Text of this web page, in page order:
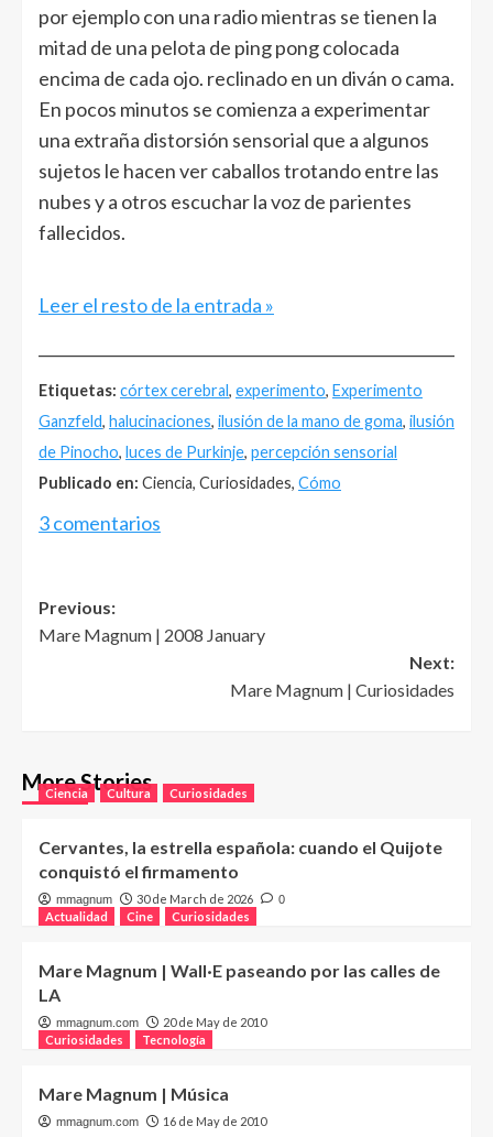
por ejemplo con una radio mientras se tienen la
mitad de una pelota de ping pong colocada
encima de cada ojo. reclinado en un diván o cama.
En pocos minutos se comienza a experimentar
una extraña distorsión sensorial que a algunos
sujetos le hacen ver caballos trotando entre las
nubes y a otros escuchar la voz de parientes
fallecidos.
Leer el resto de la entrada »
Etiquetas: córtex cerebral, experimento, Experimento
Ganzfeld, halucinaciones, ilusión de la mano de goma, ilusión
de Pinocho, luces de Purkinje, percepción sensorial
Publicado en: Ciencia, Curiosidades, Cómo
3 comentarios
Post
navigation
Previous:
Mare Magnum | 2008 January
Next:
Mare Magnum | Curiosidades
More Stories
Ciencia Cultura Curiosidades
Cervantes, la estrella española: cuando el Quijote
conquistó el firmamento
mmagnum 30 de March de 2026 0
Actualidad Cine Curiosidades
Mare Magnum | Wall·E paseando por las calles de
LA
mmagnum.com
20 de May de 2010
Curiosidades
Tecnología
Mare Magnum | Música
mmagnum.com 16 de May de 2010